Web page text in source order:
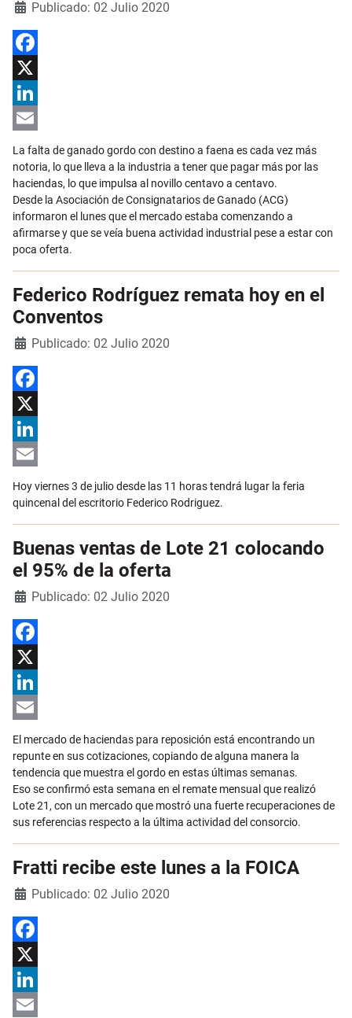
DetallesPublicado: 02 Julio 2020
Facebook
X
LinkedIn
Email
La falta de ganado gordo con destino a faena es cada vez más
notoria, lo que lleva a la industria a tener que pagar más por las
haciendas, lo que impulsa al novillo centavo a centavo.
Desde la Asociación de Consignatarios de Ganado (ACG)
informaron el lunes que el mercado estaba comenzando a
afirmarse y que se veía buena actividad industrial pese a estar con
poca oferta.
Federico Rodríguez remata hoy en el
Conventos
DetallesPublicado: 02 Julio 2020
Facebook
X
LinkedIn
Hoy viernes 3 de julio desde las 11 horas tendrá lugar la feria
quincenal del escritorio Federico Rodriguez.
Buenas ventas de Lote 21 colocando
el 95% de la oferta
DetallesPublicado: 02 Julio 2020
Facebook
X
LinkedIn
Email
El mercado de haciendas para reposición está encontrando un
repunte en sus cotizaciones, copiando de alguna manera la
tendencia que muestra el gordo en estas últimas semanas.
Eso se confirmó esta semana en el remate mensual que realizó
Lote 21, con un mercado que mostró una fuerte recuperaciones de
sus referencias respecto a la última actividad del consorcio.
Fratti recibe este lunes a la FOICA
DetallesPublicado: 02 Julio 2020
Facebook
X
LinkedIn